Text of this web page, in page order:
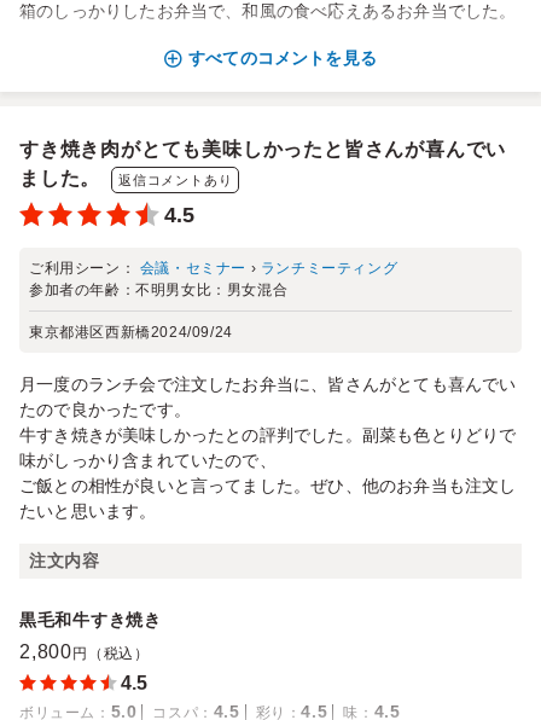
箱のしっかりしたお弁当で、和風の食べ応えあるお弁当でした。
すべてのコメントを見る
すき焼き肉がとても美味しかったと皆さんが喜んでい
ました。
返信コメントあり
4.5
ご利用シーン： 会議・セミナー › ランチミーティング
参加者の年齢：不明 男女比： 男女混合
東京都港区西新橋2024/09/24
月一度のランチ会で注文したお弁当に、皆さんがとても喜んでい
たので良かったです。
牛すき焼きが美味しかったとの評判でした。副菜も色とりどりで
味がしっかり含まれていたので、
ご飯との相性が良いと言ってました。ぜひ、他のお弁当も注文し
たいと思います。
注文内容
黒毛和牛すき焼き
2,800 円（税込）
4.5
ボリューム ： 5.0 コスパ ： 4.5 彩り ：4.5 味 ： 4.5